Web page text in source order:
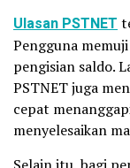
Ulasan PSTNET
Pengguna
pengisian saldo.
PSTNET juga
cepat
menyelesaikan